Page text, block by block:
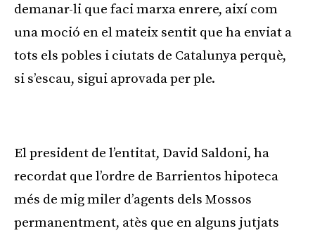
demanar-li que faci marxa enrere, així com
una moció en el mateix sentit que ha enviat a
tots els pobles i ciutats de Catalunya perquè,
si s’escau, sigui aprovada per ple.
El president de l’entitat, David Saldoni, ha
recordat que l’ordre de Barrientos hipoteca
més de mig miler d’agents dels Mossos
permanentment, atès que en alguns jutjats